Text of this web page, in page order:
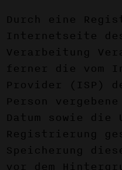
Durch eine
Internetseite
Verarbeitung
ferner die vom
Provider (ISP)
Person
Datum sowie
Registrierung
Speicherung
vor dem